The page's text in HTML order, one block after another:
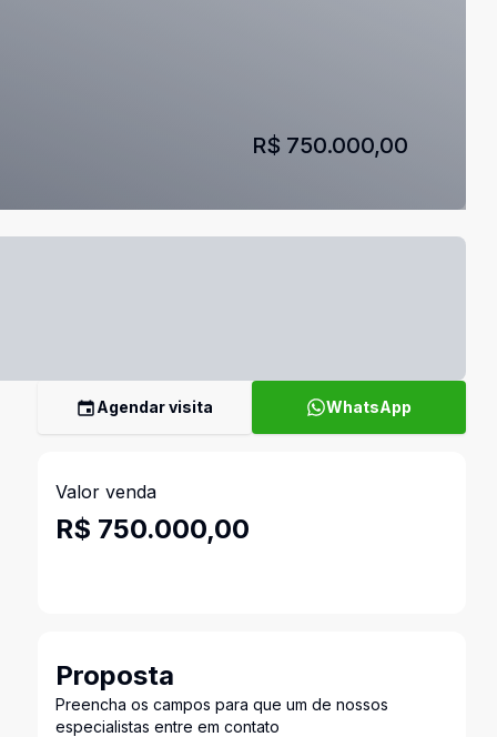
R$ 750.000,00
Agendar visita WhatsApp
Valor venda
R$ 750.000,00
Proposta
Preencha os campos para que um de nossos
especialistas entre em contato